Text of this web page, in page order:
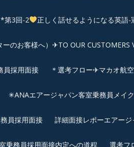
*第3回-2 正しく話せるようになる英語-
のお客様へ）✈TO OUR CUSTOMERS
員採用面接 ＊選考フロー✈マカオ航
✳︎ANAエアージャパン客室乗務員メイ
員採用面接 詳細面接レポーエアー
乗務員採用面接内定への道程 選考フ